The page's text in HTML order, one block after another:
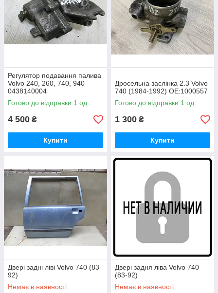
Регулятор подавання палива
Volvo 240, 260, 740, 940
0438140004
Готово до відправки 1 од.
4 500 ₴
Купити
Дросельна заслінка 2.3 Volvo
740 (1984-1992) OE:1000557
Готово до відправки 1 од.
1 300 ₴
Купити
Двері задні ліві Volvo 740 (83-
92)
Немає в наявності
Двері задня ліва Volvo 740
(83-92)
Немає в наявності